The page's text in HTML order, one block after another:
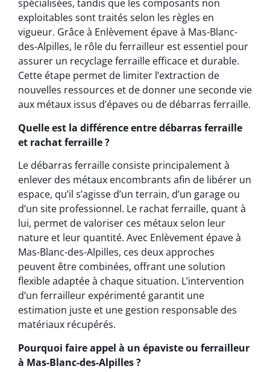
spécialisées, tandis que les composants non
exploitables sont traités selon les règles en
vigueur. Grâce à Enlèvement épave à Mas-Blanc-
des-Alpilles, le rôle du ferrailleur est essentiel pour
assurer un recyclage ferraille efficace et durable.
Cette étape permet de limiter l’extraction de
nouvelles ressources et de donner une seconde vie
aux métaux issus d’épaves ou de débarras ferraille.
Quelle est la différence entre débarras ferraille
et rachat ferraille ?
Le débarras ferraille consiste principalement à
enlever des métaux encombrants afin de libérer un
espace, qu’il s’agisse d’un terrain, d’un garage ou
d’un site professionnel. Le rachat ferraille, quant à
lui, permet de valoriser ces métaux selon leur
nature et leur quantité. Avec Enlèvement épave à
Mas-Blanc-des-Alpilles, ces deux approches
peuvent être combinées, offrant une solution
flexible adaptée à chaque situation. L’intervention
d’un ferrailleur expérimenté garantit une
estimation juste et une gestion responsable des
matériaux récupérés.
Pourquoi faire appel à un épaviste ou ferrailleur
à Mas-Blanc-des-Alpilles ?